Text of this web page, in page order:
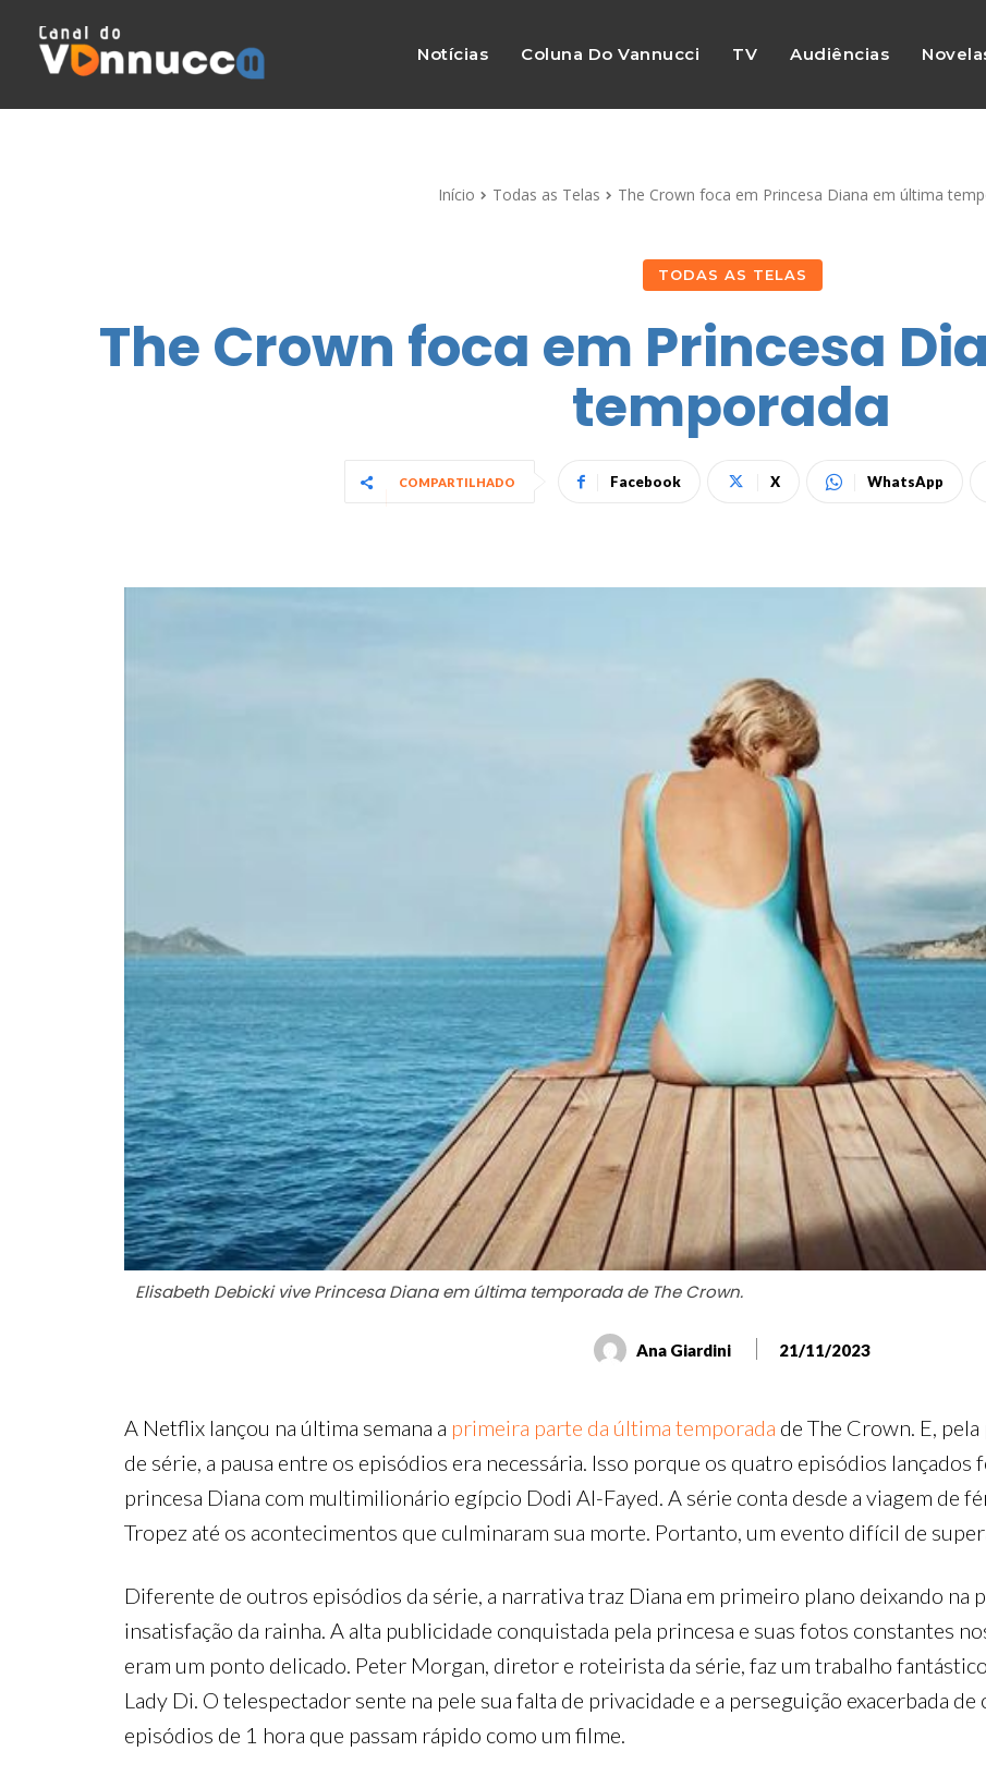
Notícias Coluna Do Vannucci TV Audiências
Início Todas as Telas The Crown foca em Princesa Diana em última
TODAS AS TELAS
The Crown foca em Princesa
temporada
COMPARTILHADO Facebook X WhatsApp
Elisabeth Debicki vive Princesa Diana em última temporada de The Crown.
Ana Giardini 21/11/2023
A Netflix lançou na última semana a primeira parte da última temporada de The Crown. E,
de série, a pausa entre os episódios era necessária. Isso porque os quatro episódios
princesa Diana com multimilionário egípcio Dodi Al-Fayed. A série conta desde a viagem de
Tropez até os acontecimentos que culminaram sua morte. Portanto, um evento difícil de
Diferente de outros episódios da série, a narrativa traz Diana em primeiro plano deixando na
insatisfação da rainha. A alta publicidade conquistada pela princesa e suas fotos constantes
eram um ponto delicado. Peter Morgan, diretor e roteirista da série, faz um trabalho
Lady Di. O telespectador sente na pele sua falta de privacidade e a perseguição exacerbada de
episódios de 1 hora que passam rápido como um filme.